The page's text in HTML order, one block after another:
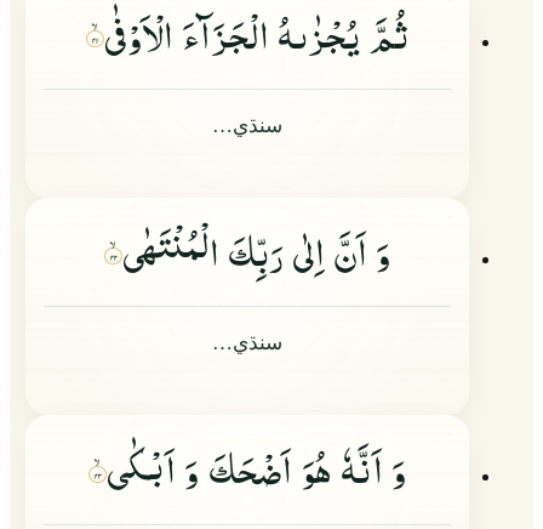
ثُمَّ یُجْزٰىهُ الْجَزَآءَ الْاَوْفٰى ۴۱
سنڌي…
وَ اَنَّ اِلٰى رَبِّكَ الْمُنْتَهٰى ۴۲
سنڌي…
وَ اَنَّهٗ هُوَ اَضْحَكَ وَ اَبْكٰى ۴۳